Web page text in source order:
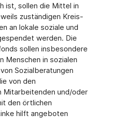
ist, sollen die Mittel in
zuständigen Kreis-
an lokale soziale und
werden. Die
sollen insbesondere
Menschen in sozialen
Sozialberatungen
von den
Mitarbeitenden und/oder
den örtlichen
hilft angeboten